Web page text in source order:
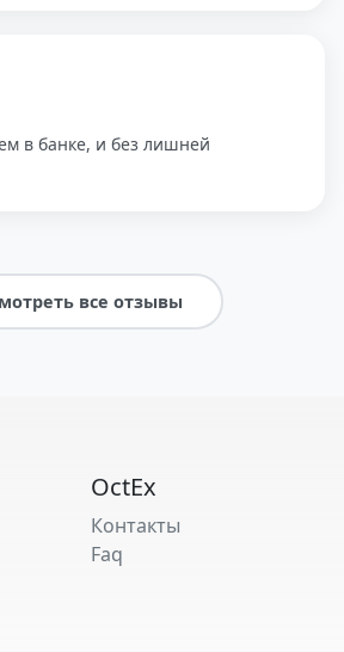
в банке, и без лишней
все отзывы
OctEx
Контакты
Faq